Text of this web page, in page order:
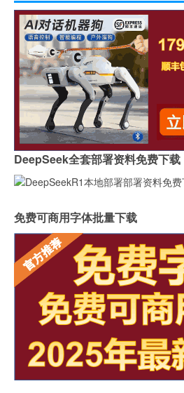
DeepSeek全套部署资料免费下载
免费可商用字体批量下载